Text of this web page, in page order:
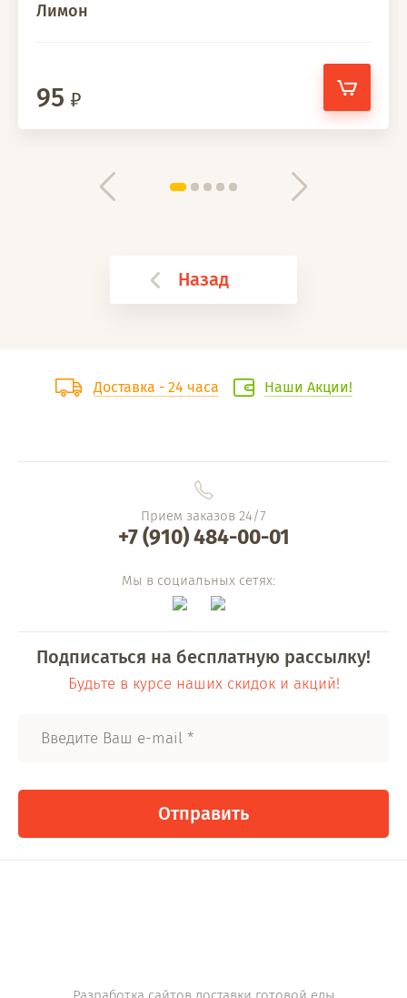
Лимон
95
Назад
Доставка - 24 часа Наши Акции!
Прием заказов 24/7
+7 (910) 484-00-01
Мы в социальных сетях:
Подписаться на бесплатную рассылку!
Будьте в курсе наших скидок и акций!
Отправить